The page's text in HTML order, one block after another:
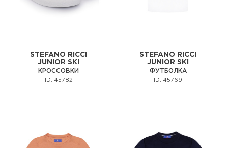
STEFANO RICCI
JUNIOR SKI
КРОССОВКИ
ID: 45782
STEFANO RICCI
JUNIOR SKI
ФУТБОЛКА
ID: 45769